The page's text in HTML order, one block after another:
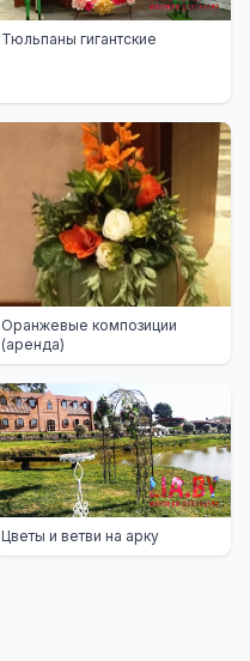
Тюльпаны гигантские
Оранжевые композиции
(аренда)
Цветы и ветви на арку